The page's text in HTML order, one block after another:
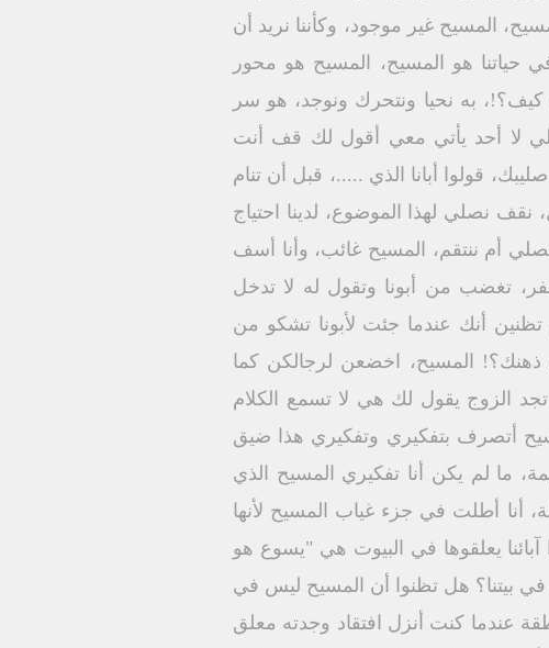
المسيح غير موجود، وكأننا نريد أن
حياتنا هو المسيح، المسيح هو محور
كيف؟!، به نحيا ونتحرك ونوجد، هو سر
لا أحد يأتي معي أقول لك قف أنت
قولوا أبانا الذي .....، قبل أن تنام
نصلي لهذا الموضوع، لدينا احتياج
أم ننتقم، المسيح غائب، وأنا أسف
تغضب من أبونا وتقول له لا تدخل
أنك عندما جئت لأبونا تشكو من
المسيح، اخضعن لرجالكن كما
الزوج يقول لك هي لا تسمع الكلام
أتصرف بتفكيري وتفكيري هذا ضيق
ما لم يكن أنا تفكيري المسيح الذي
أنا أطلت في جزء غياب المسيح لأنها
يعلقوها في البيوت هي "يسوع هو
بيتنا؟ هل تظنوا أن المسيح ليس في
عندما كنت أنزل افتقاد وجدته معلق